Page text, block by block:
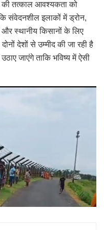
तत्काल आवश्यकता को
संवेदनशील इलाकों में ड्रोन,
और स्थानीय किसानों के लिए
देशों से उम्मीद की जा रही है
जाएंगे ताकि भविष्य में ऐसी